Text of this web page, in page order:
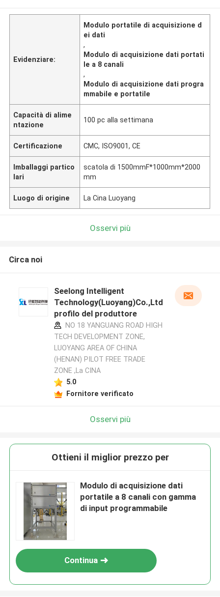
Evidenziare:
Modulo portatile di acquisizione d
ei dati
,
Modulo di acquisizione dati portati
le a 8 canali
,
Modulo di acquisizione dati progra
mmabile e portatile
Capacità di alime
ntazione
100 pc alla settimana
Certificazione CMC, ISO9001, CE
Imballaggi partico
lari
scatola di 1500mmF*1000mm*2000
mm
Luogo di origine La Cina Luoyang
Osservi più
Circa noi
Seelong Intelligent
Technology(Luoyang)Co.,Ltd
profilo del produttore
NO 18 YANGUANG ROAD HIGH
TECH DEVELOPMENT ZONE,
LUOYANG AREA OF CHINA
(HENAN) PILOT FREE TRADE
ZONE ,La CINA
5.0
Fornitore verificato
Osservi più
Ottieni il miglior prezzo per
Modulo di acquisizione dati
portatile a 8 canali con gamma
di input programmabile
Continua